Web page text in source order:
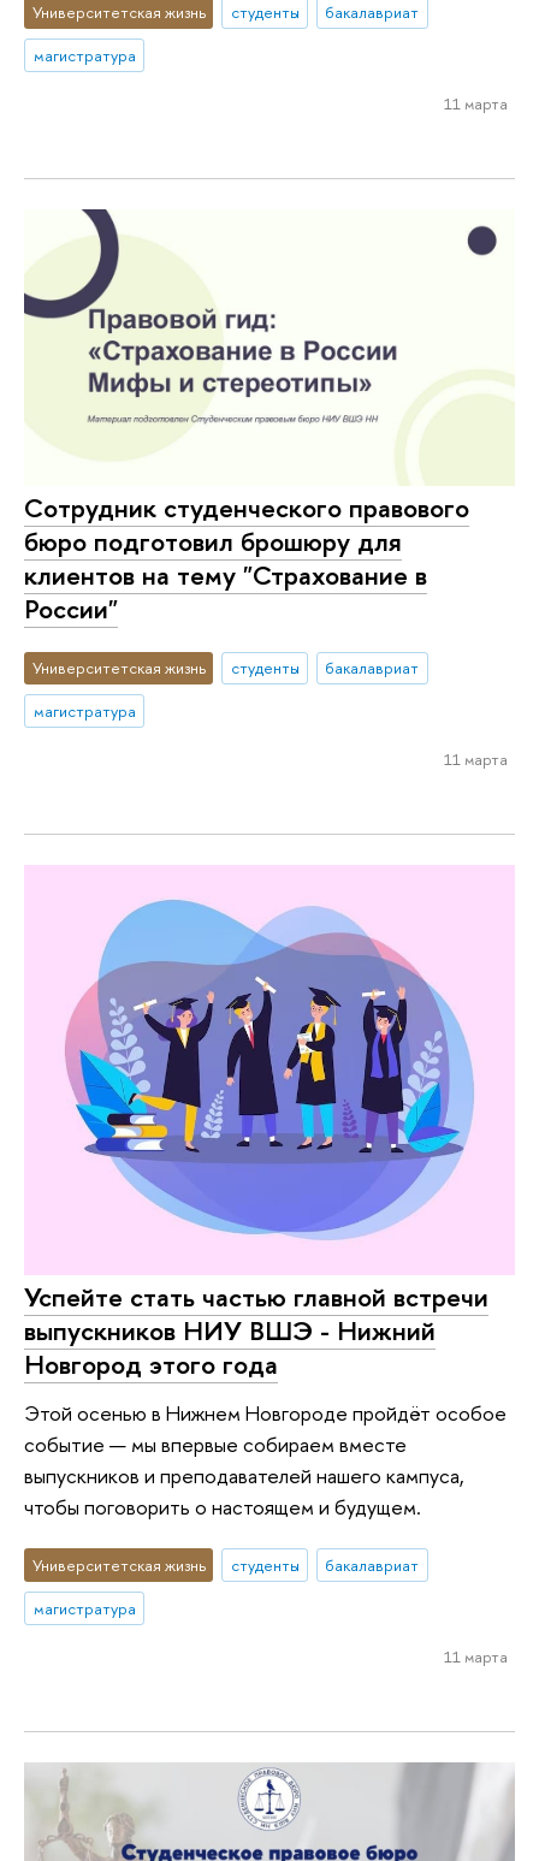
Университетская жизнь студенты
бакалавриат
магистратура
11 марта
Сотрудник студенческого правового
бюро подготовил брошюру для
клиентов на тему "Страхование в
России"
Университетская жизнь студенты
бакалавриат
магистратура
11 марта
Успейте стать частью главной встречи
выпускников НИУ ВШЭ - Нижний
Новгород этого года
Этой осенью в Нижнем Новгороде пройдёт особое
событие — мы впервые собираем вместе
выпускников и преподавателей нашего кампуса,
чтобы поговорить о настоящем и будущем.
Университетская жизнь студенты
бакалавриат
магистратура
11 марта